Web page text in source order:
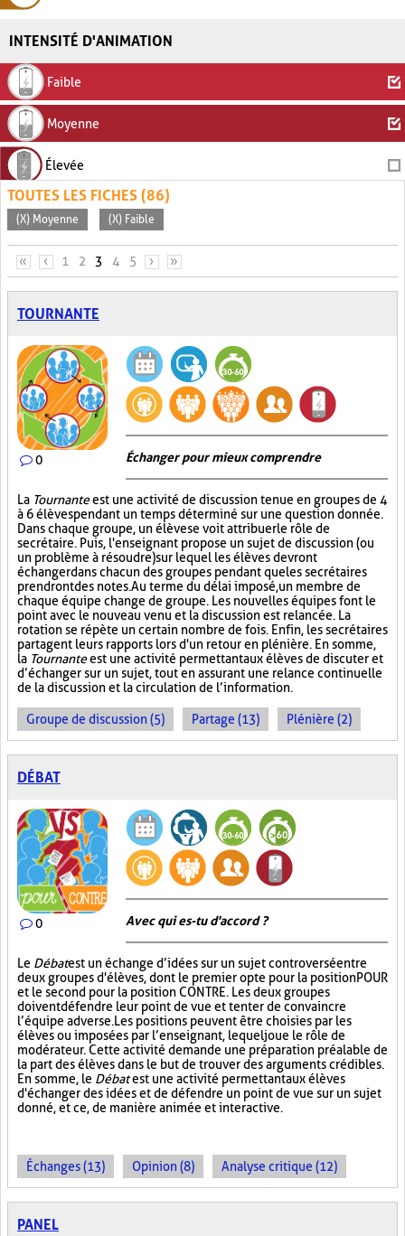
INTENSITÉ D'ANIMATION
Faible
Moyenne
Élevée
TOUTES LES FICHES (86)
(X) Moyenne (X) Faible
PAGES
« ‹ 1 2 3 4 5 › »
TOURNANTE
0 Échanger pour mieux comprendre
La Tournanteest une activité de discussion tenue en groupes de 4
à 6 élèves pendant un temps déterminé sur une question donnée.
Dans chaque groupe, un élève se voit attribuer le rôle de
secrétaire. Puis, l'enseignant propose un sujet de discussion (ou
un problème à résoudre) sur lequel les élèves devront
échanger dans chacun des groupes pendant que les secrétaires
prendront des notes. Au terme du délai imposé, un membre de
chaque équipe change de groupe. Les nouvelles équipes font le
point avec le nouveau venu et la discussion est relancée. La
rotation se répète un certain nombre de fois. Enfin, les secrétaires
partagent leurs rapports lors d'un retour en plénière. En somme,
la Tournanteest une activité permettant aux élèves de discuter et
d’échanger sur un sujet, tout en assurant une relance continuelle
de la discussion et la circulation de l’information.
Groupe de discussion (5) Partage (13) Plénière (2)
DÉBAT
0 Avec qui es-tu d'accord ?
Le Débatest un échange d’idées sur un sujet controversé entre
deux groupes d'élèves, dont le premier opte pour la position POUR
et le second pour la position CONTRE. Les deux groupes
doivent défendre leur point de vue et tenter de convaincre
l’équipe adverse. Les positions peuvent être choisies par les
élèves ou imposées par l’enseignant, lequel joue le rôle de
modérateur. Cette activité demande une préparation préalable de
la part des élèves dans le but de trouver des arguments crédibles.
En somme, le Débatest une activité permettant aux élèves
d'échanger des idées et de défendre un point de vue sur un sujet
donné, et ce, de manière animée et interactive.
Échanges (13) Opinion (8) Analyse critique (12)
PANEL